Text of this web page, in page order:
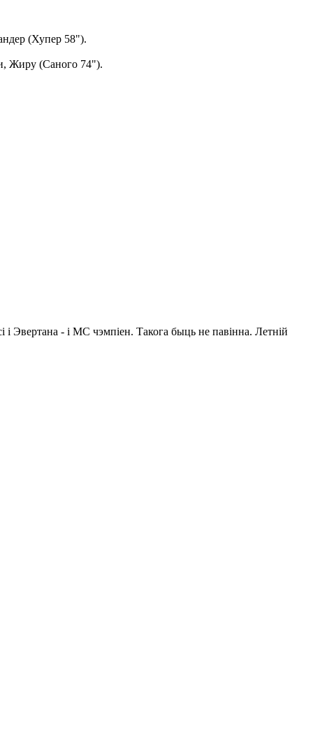
(Хупер 58").
Жиру (Саного 74").
і Эвертана - і МС чэмпіен. Такога быць не павінна. Летній